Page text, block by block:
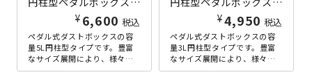
¥ 6,600 税込
ペダル式ダストボックスの容
量5L円柱型タイプです。豊富
なサイズ展開により、様々な
シーンで使えるシンプルな形
¥4,950 税込
ペダル式ダストボックスの容
量3L円柱型タイプです。豊富
なサイズ展開により、様々な
シーンで使えるシンプルな形